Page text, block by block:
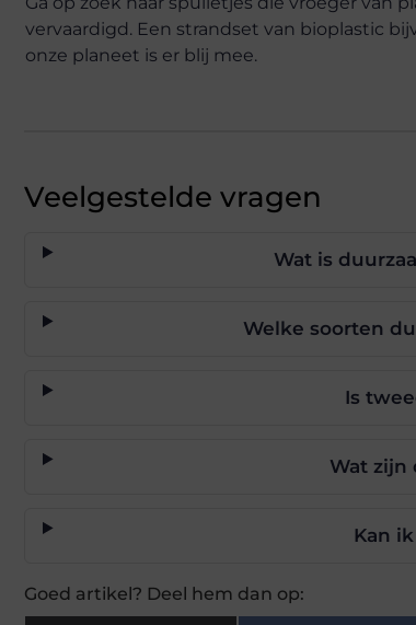
vervaardigd. Een strandset van bioplastic
onze planeet is er blij mee.
Veelgestelde vragen
Wat is
Welke soorten
Is
Wat zijn
Kan
Goed artikel? Deel hem dan op: